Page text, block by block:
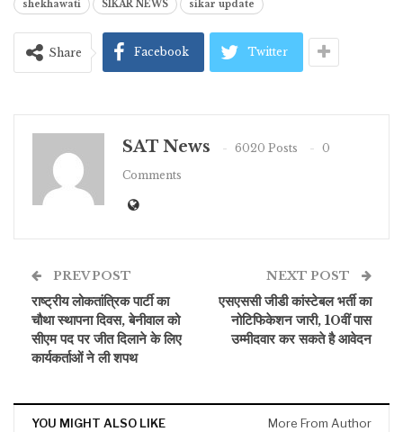
shekhawati SIKAR NEWS sikar update
Share Facebook Twitter
SAT News 6020 Posts
0
Comments
PREV POST
राष्ट्रीय लोकतांत्रिक पार्टी का
चौथा स्थापना दिवस, बेनीवाल को
सीएम पद पर जीत दिलाने के लिए
कार्यकर्ताओं ने ली शपथ
NEXT POST
एसएससी जीडी कांस्टेबल भर्ती का
नोटिफिकेशन जारी, 10वीं पास
उम्मीदवार कर सकते है आवेदन
YOU MIGHT ALSO LIKE More From Author